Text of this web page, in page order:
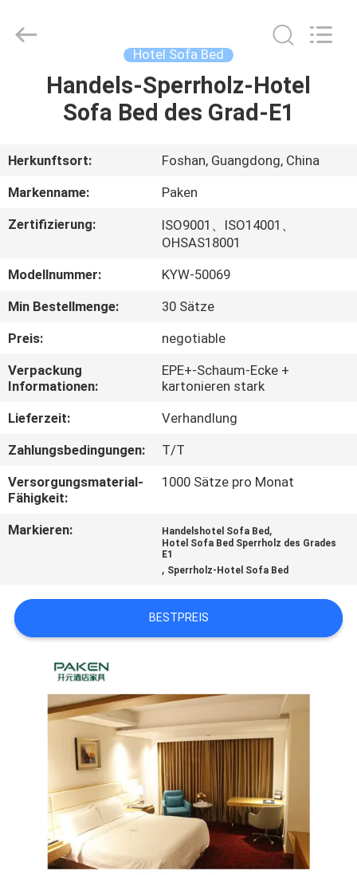
HAUS
ÜBER
UNS
FABRIK-
QUALITÄTSKONTROLLE
TRETEN
SIE
MIT
UNS
IN
VERBINDUNG
SIE
EIN
ZITAT
SITEMAP
PRIVACY
POLICY
Ltd..
Hotel Sofa Bed
Handels-Sperrholz-Hotel
Sofa Bed des Grad-E1
Herkunftsort:
Foshan, Guangdong, China
Markenname:
Paken
Zertifizierung:
ISO9001、ISO14001、
OHSAS18001
Modellnummer:
KYW-50069
Min Bestellmenge:
30 Sätze
Preis:
negotiable
Verpackung
Informationen:
EPE+-Schaum-Ecke +
kartonieren stark
Lieferzeit:
Verhandlung
Zahlungsbedingungen:
T/T
Versorgungsmaterial-
Fähigkeit:
1000 Sätze pro Monat
Markieren: Handelshotel Sofa Bed ,
Hotel Sofa Bed Sperrholz des Grades
E1
, Sperrholz-Hotel Sofa Bed
BESTPREIS